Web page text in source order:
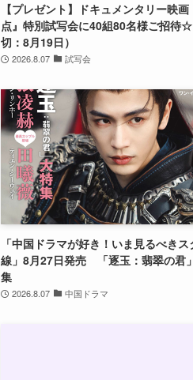
【プレゼント】ドキュメンタリー映
点』特別試写会に40組80名様ご招待
切：8月19日）
2026.8.07 試写会
「中国ドラマが好き！いま見るべき
線」8月27日発売 「逐玉：翡翠の君
集
2026.8.07 中国ドラマ